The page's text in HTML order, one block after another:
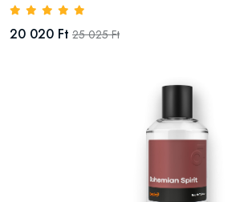
20 020 Ft 25 025 Ft